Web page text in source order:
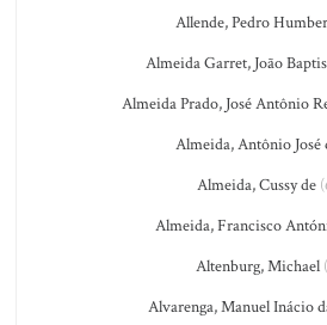
Allende, Pedro
Almeida Garret, João
Almeida Prado, José Antônio
Almeida, Antônio José
Almeida, Cussy de
Almeida, Francisco
Altenburg, Michael
Alvarenga, Manuel Inácio